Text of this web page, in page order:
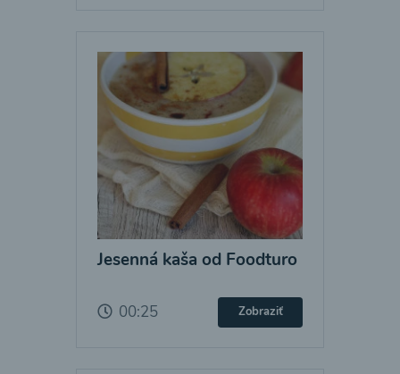
Jesenná kaša od Foodturo
00:25 Zobraziť